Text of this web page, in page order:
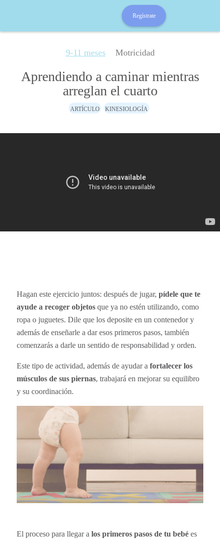
Regístrate
9-11 meses Motricidad
Aprendiendo a caminar mientras
arreglan el cuarto
ARTÍCULO KINESIOLOGÍA
Hagan este ejercicio juntos: después de jugar, pídele que te
ayude a recoger objetosque ya no estén utilizando, como
ropa o juguetes. Dile que los deposite en un contenedor y
además de enseñarle a dar esos primeros pasos, también
comenzarás a darle un sentido de responsabilidad y orden.
Este tipo de actividad, además de ayudar a fortalecer los
músculos de sus piernas, trabajará en mejorar su equilibro
y su coordinación.
El proceso para llegar a los primeros pasos de tu bebées